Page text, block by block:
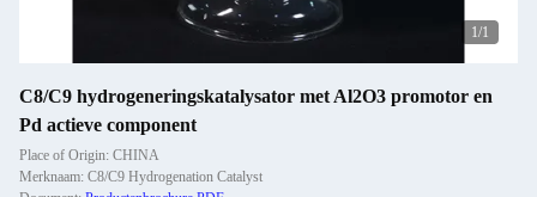
1/1
C8/C9 hydrogeneringskatalysator met Al2O3 promotor en
Pd actieve component
Place of Origin: CHINA
Merknaam: C8/C9 Hydrogenation Catalyst